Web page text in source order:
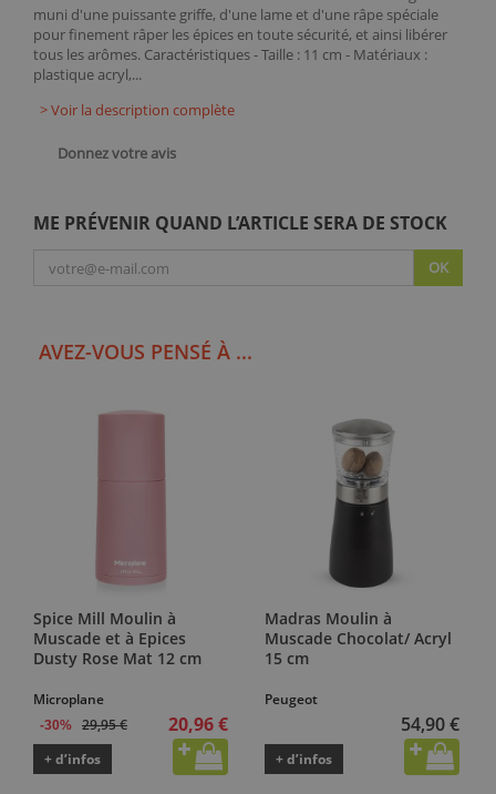
muni d'une puissante griffe, d'une lame et d'une râpe spéciale
pour finement râper les épices en toute sécurité, et ainsi libérer
tous les arômes. Caractéristiques - Taille : 11 cm - Matériaux :
plastique acryl,...
> Voir la description complète
Donnez votre avis
ME PRÉVENIR QUAND L’ARTICLE SERA DE STOCK
OK
AVEZ-VOUS PENSÉ À ...
Spice Mill Moulin à
Muscade et à Epices
Dusty Rose Mat 12 cm
Microplane
-30% 29,95 € 20,96 €
+ d’infos
Madras Moulin à
Muscade Chocolat/ Acryl
15 cm
Peugeot
54,90 €
+ d’infos